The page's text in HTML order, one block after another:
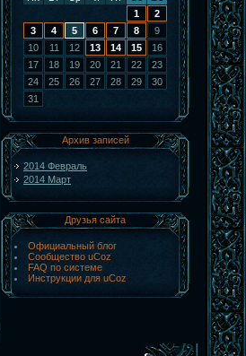
1
2
3
4 5 6 7 8
9
10
11 12 13 14 15
16
17
18 19 20 21 22
23
24
25 26 27 28 29
30
31
Архив записей
2014 Февраль
2014 Март
Друзья сайта
Официальный блог
Сообщество uCoz
FAQ по системе
Инструкции для uCoz